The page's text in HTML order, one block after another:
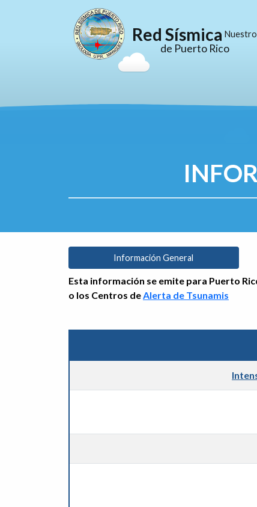
Red Sísmica
de Puerto Rico
Información General
Esta información se emite para Puerto
o los Centros deAlerta de Tsunamis